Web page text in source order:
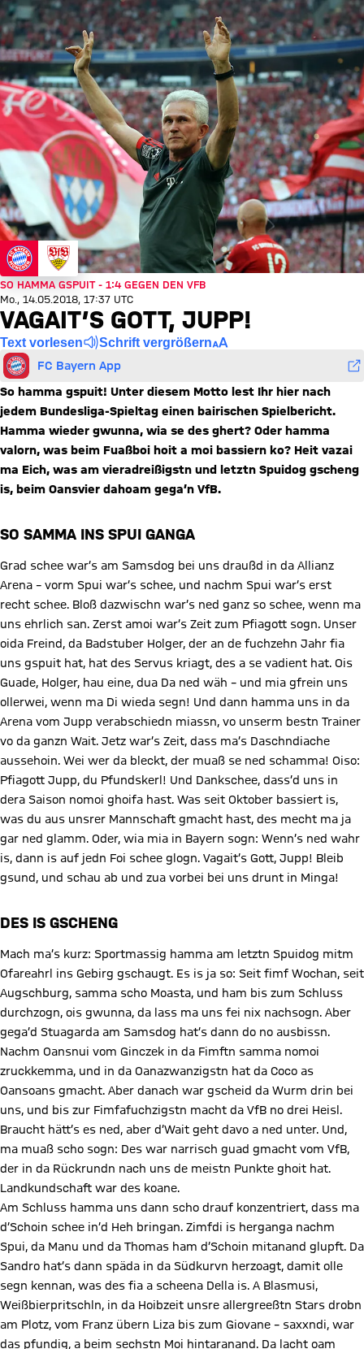
SO HAMMA GSPUIT - 1:4 GEGEN DEN VFB
Mo., 14.05.2018, 17:37 UTC
VAGAIT’S GOTT, JUPP!
Text vorlesen Schrift vergrößern
FC Bayern App
So hamma gspuit! Unter diesem Motto lest Ihr hier nach
jedem Bundesliga-Spieltag einen bairischen Spielbericht.
Hamma wieder gwunna, wia se des ghert? Oder hamma
valorn, was beim Fuaßboi hoit a moi bassiern ko? Heit vazai
ma Eich, was am vieradreißigstn und letztn Spuidog gscheng
is, beim Oansvier dahoam gega’n VfB.
SO SAMMA INS SPUI GANGA
Grad schee war’s am Samsdog bei uns draußd in da Allianz
Arena – vorm Spui war’s schee, und nachm Spui war’s erst
recht schee. Bloß dazwischn war’s ned ganz so schee, wenn ma
uns ehrlich san. Zerst amoi war’s Zeit zum Pfiagott sogn. Unser
oida Freind, da Badstuber Holger, der an de fuchzehn Jahr fia
uns gspuit hat, hat des Servus kriagt, des a se vadient hat. Ois
Guade, Holger, hau eine, dua Da ned wäh – und mia gfrein uns
ollerwei, wenn ma Di wieda segn! Und dann hamma uns in da
Arena vom Jupp verabschiedn miassn, vo unserm bestn Trainer
vo da ganzn Wait. Jetz war’s Zeit, dass ma’s Daschndiache
aussehoin. Wei wer da bleckt, der muaß se ned schamma! Oiso:
Pfiagott Jupp, du Pfundskerl! Und Dankschee, dass’d uns in
dera Saison nomoi ghoifa hast. Was seit Oktober bassiert is,
was du aus unsrer Mannschaft gmacht hast, des mecht ma ja
gar ned glamm. Oder, wia mia in Bayern sogn: Wenn’s ned wahr
is, dann is auf jedn Foi schee glogn. Vagait’s Gott, Jupp! Bleib
gsund, und schau ab und zua vorbei bei uns drunt in Minga!
DES IS GSCHENG
Mach ma’s kurz: Sportmassig hamma am letztn Spuidog mitm
Ofareahrl ins Gebirg gschaugt. Es is ja so: Seit fimf Wochan, seit
Augschburg, samma scho Moasta, und ham bis zum Schluss
durchzogn, ois gwunna, da lass ma uns fei nix nachsogn. Aber
gega’d Stuagarda am Samsdog hat’s dann do no ausbissn.
Nachm Oansnui vom Ginczek in da Fimftn samma nomoi
zruckkemma, und in da Oanazwanzigstn hat da Coco as
Oansoans gmacht. Aber danach war gscheid da Wurm drin bei
uns, und bis zur Fimfafuchzigstn macht da VfB no drei Heisl.
Braucht hätt’s es ned, aber d’Wait geht davo a ned unter. Und,
ma muaß scho sogn: Des war narrisch guad gmacht vom VfB,
der in da Rückrundn nach uns de meistn Punkte ghoit hat.
Landkundschaft war des koane.
Am Schluss hamma uns dann scho drauf konzentriert, dass ma
d’Schoin schee in’d Heh bringan. Zimfdi is herganga nachm
Spui, da Manu und da Thomas ham d’Schoin mitanand glupft. Da
Sandro hat’s dann späda in da Südkurvn herzoagt, damit olle
segn kennan, was des fia a scheena Della is. A Blasmusi,
Weißbierpritschln, in da Hoibzeit unsre allergreeßtn Stars drobn
am Plotz, vom Franz übern Liza bis zum Giovane – saxxndi, war
das pfundig, a beim sechstn Moi hintaranand. Da lacht oam